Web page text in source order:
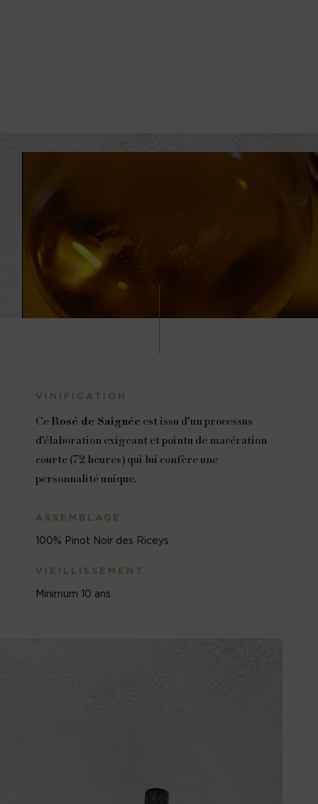
VINIFICATION
Ce Rosé de Saignée est issu d’un processus
d’élaboration exigeant et pointu de macération
courte (72 heures) qui lui confère une
personnalité unique.
ASSEMBLAGE
100% Pinot Noir des Riceys
VIEILLISSEMENT
Minimum 10 ans